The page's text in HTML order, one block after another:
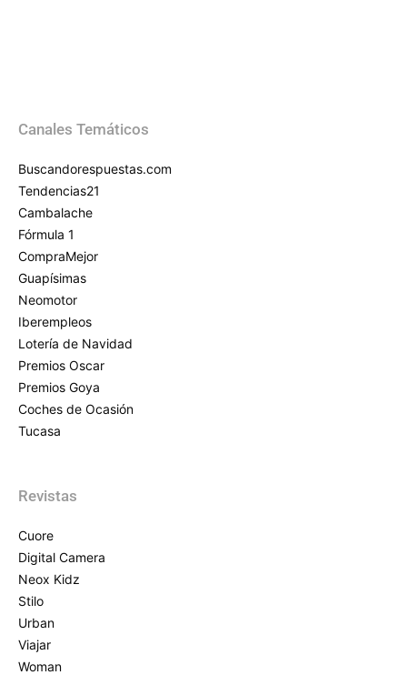
Canales Temáticos
Buscandorespuestas.com
Tendencias21
Cambalache
Fórmula 1
CompraMejor
Guapísimas
Neomotor
Iberempleos
Lotería de Navidad
Premios Oscar
Premios Goya
Coches de Ocasión
Tucasa
Revistas
Cuore
Digital Camera
Neox Kidz
Stilo
Urban
Viajar
Woman